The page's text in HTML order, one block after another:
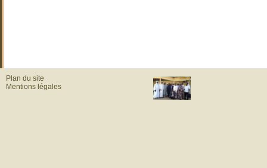
Plan du site
Mentions légales